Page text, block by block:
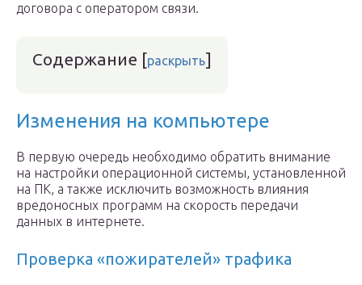
договора с оператором связи.
Содержание [раскрыть]
Изменения на компьютере
В первую очередь необходимо обратить внимание
на настройки операционной системы, установленной
на ПК, а также исключить возможность влияния
вредоносных программ на скорость передачи
данных в интернете.
Проверка «пожирателей» трафика